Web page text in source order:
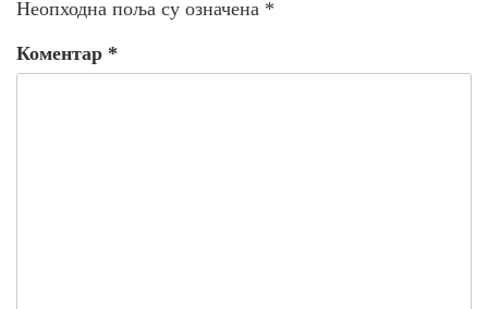
Неопходна поља су означена *
Коментар *